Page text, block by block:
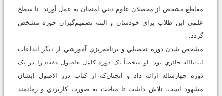
مقاطع مشخص از محصلان علوم ديني امتحان به عمل آورند تا سطح
علمي اين طلاب براي خودشان و البته تصميم‌گيران حوزه مشخص
گردد.
مشخص شدن دوره تحصيلي و برنامه‌ريزي آموزشي از ديگر ابداعات
آيت‌الله حائري بود. او شخصاً يک دوره کامل «اصول فقه» را در يک
دوره چهارساله ارائه داد و آنچنان‌که از کتاب درر الاصول ایشان
مشهود است، تلاش داشت تا مباحث به صورت کاربردي و زمانمند